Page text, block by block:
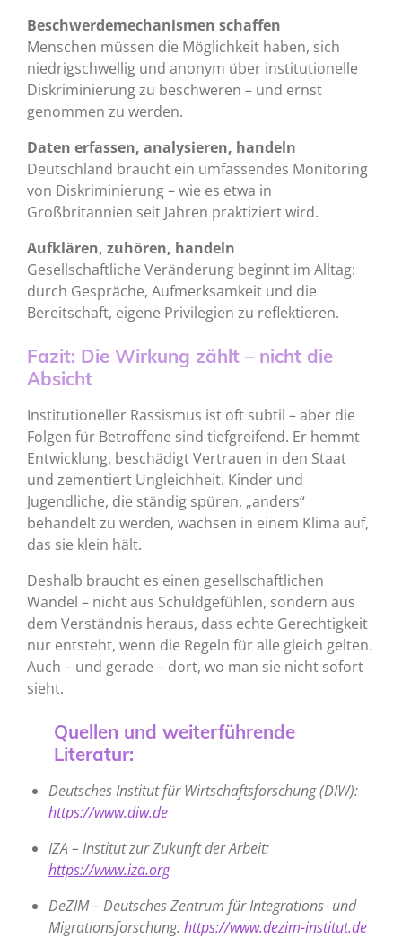
Beschwerdemechanismen schaffen
Menschen müssen die Möglichkeit haben, sich
niedrigschwellig und anonym über institutionelle
Diskriminierung zu beschweren – und ernst
genommen zu werden.
Daten erfassen, analysieren, handeln
Deutschland braucht ein umfassendes Monitoring
von Diskriminierung – wie es etwa in
Großbritannien seit Jahren praktiziert wird.
Aufklären, zuhören, handeln
Gesellschaftliche Veränderung beginnt im Alltag:
durch Gespräche, Aufmerksamkeit und die
Bereitschaft, eigene Privilegien zu reflektieren.
Fazit: Die Wirkung zählt – nicht die
Absicht
Institutioneller Rassismus ist oft subtil – aber die
Folgen für Betroffene sind tiefgreifend. Er hemmt
Entwicklung, beschädigt Vertrauen in den Staat
und zementiert Ungleichheit. Kinder und
Jugendliche, die ständig spüren, „anders“
behandelt zu werden, wachsen in einem Klima auf,
das sie klein hält.
Deshalb braucht es einen gesellschaftlichen
Wandel – nicht aus Schuldgefühlen, sondern aus
dem Verständnis heraus, dass echte Gerechtigkeit
nur entsteht, wenn die Regeln für alle gleich gelten.
Auch – und gerade – dort, wo man sie nicht sofort
sieht.
Quellen und weiterführende
Literatur:
Deutsches Institut für Wirtschaftsforschung (DIW):
https://www.diw.de
IZA – Institut zur Zukunft der Arbeit:
https://www.iza.org
DeZIM – Deutsches Zentrum für Integrations- und
Migrationsforschung:https://www.dezim-institut.de